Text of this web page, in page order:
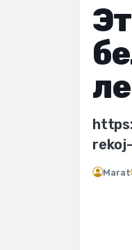
Marat